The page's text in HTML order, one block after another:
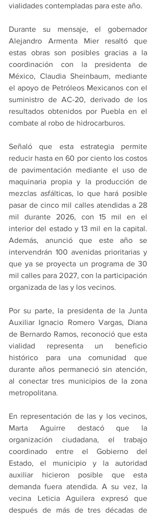
vialidades contempladas para este año.
Durante su mensaje, el gobernador
Alejandro Armenta Mier resaltó que
estas obras son posibles gracias a la
coordinación con la presidenta de
México, Claudia Sheinbaum, mediante
el apoyo de Petróleos Mexicanos con el
suministro de AC-20, derivado de los
resultados obtenidos por Puebla en el
combate al robo de hidrocarburos.
Señaló que esta estrategia permite
reducir hasta en 60 por ciento los costos
de pavimentación mediante el uso de
maquinaria propia y la producción de
mezclas asfálticas, lo que hará posible
pasar de cinco mil calles atendidas a 28
mil durante 2026, con 15 mil en el
interior del estado y 13 mil en la capital.
Además, anunció que este año se
intervendrán 100 avenidas prioritarias y
que ya se proyecta un programa de 30
mil calles para 2027, con la participación
organizada de las y los vecinos.
Por su parte, la presidenta de la Junta
Auxiliar Ignacio Romero Vargas, Diana
de Bernardo Ramos, reconoció que esta
vialidad representa un beneficio
histórico para una comunidad que
durante años permaneció sin atención,
al conectar tres municipios de la zona
metropolitana.
En representación de las y los vecinos,
Marta Aguirre destacó que la
organización ciudadana, el trabajo
coordinado entre el Gobierno del
Estado, el municipio y la autoridad
auxiliar hicieron posible que esta
demanda fuera atendida. A su vez, la
vecina Leticia Aguilera expresó que
después de más de tres décadas de